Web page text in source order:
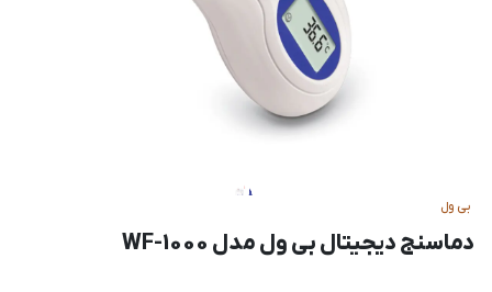
بی ول
دماسنج دیجیتال بی ول مدل WF-1000